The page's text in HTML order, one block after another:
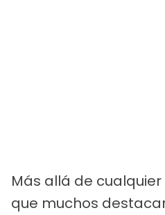
Más allá de
que muchos